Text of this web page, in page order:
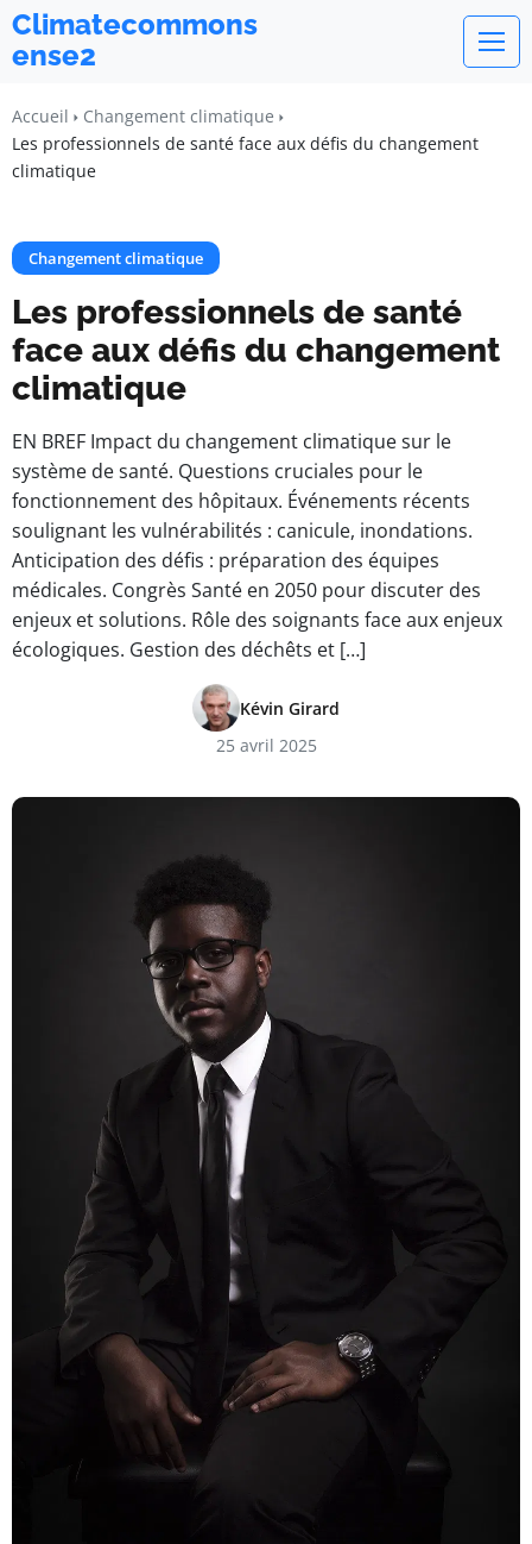
Climatecommons
ense2
Accueil
Changement climatique
Les professionnels de santé face aux défis du changement
climatique
Changement climatique
Les professionnels de santé
face aux défis du changement
climatique
EN BREF Impact du changement climatique sur le
système de santé. Questions cruciales pour le
fonctionnement des hôpitaux. Événements récents
soulignant les vulnérabilités : canicule, inondations.
Anticipation des défis : préparation des équipes
médicales. Congrès Santé en 2050 pour discuter des
enjeux et solutions. Rôle des soignants face aux enjeux
écologiques. Gestion des déchêts et […]
Kévin Girard
25 avril 2025